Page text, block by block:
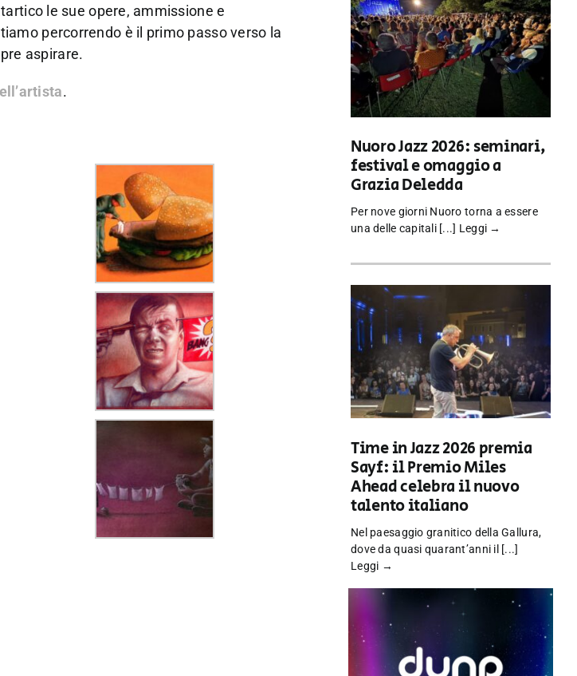
le sue opere, ammissione e
percorrendo è il primo passo verso la
aspirare.
.
Nuoro Jazz 2026: seminari,
festival e omaggio a
Grazia Deledda
Per nove giorni Nuoro torna a essere
una delle capitali [...] Leggi →
Time in Jazz 2026 premia
Sayf: il Premio Miles
Ahead celebra il nuovo
talento italiano
Nel paesaggio granitico della Gallura,
dove da quasi quarant’anni il [...]
Leggi →